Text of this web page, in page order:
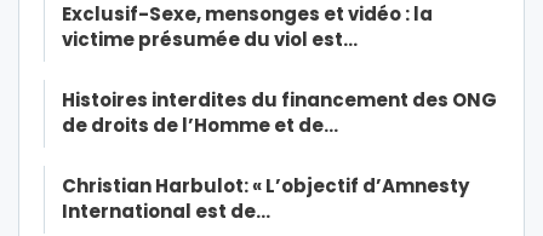
Exclusif-Sexe, mensonges et vidéo : la
victime présumée du viol est…
Histoires interdites du financement des ONG
de droits de l’Homme et de…
Christian Harbulot: « L’objectif d’Amnesty
International est de…